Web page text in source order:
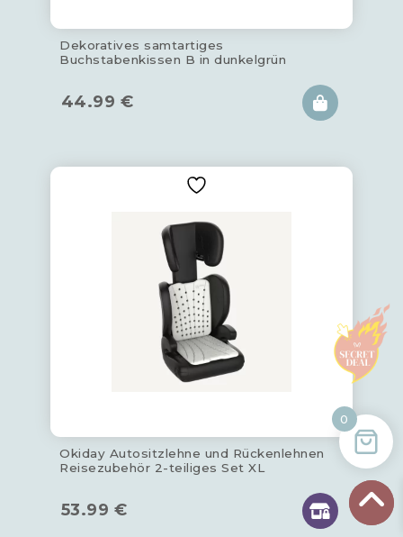
Dekoratives samtartiges
Buchstabenkissen B in dunkelgrün
44.99 €
Okiday Autositzlehne und Rückenlehnen
Reisezubehör 2-teiliges Set XL
53.99 €
0